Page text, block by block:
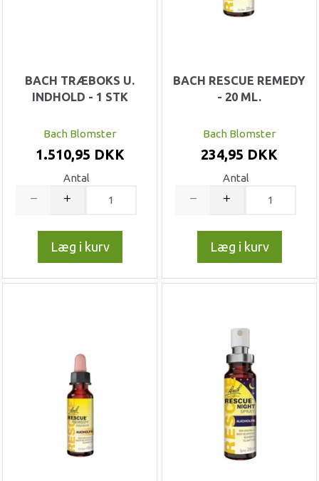
BACH TRÆBOKS U.
INDHOLD - 1 STK
Bach Blomster
1.510,95 DKK
Antal
Læg i kurv
BACH RESCUE REMEDY
- 20 ML.
Bach Blomster
234,95 DKK
Antal
Læg i kurv